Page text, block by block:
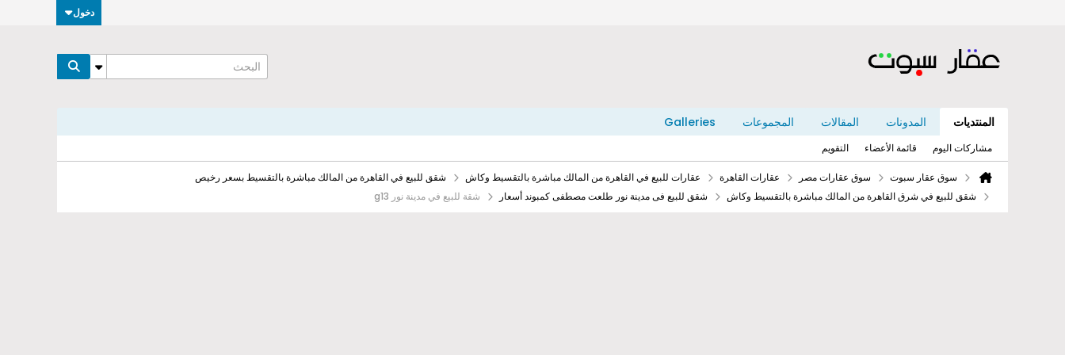
دخول
المنتديات المدونات المقالات المجموعات Galleries
مشاركات اليوم قائمة الأعضاء التقويم
سوق عقار سبوت سوق عقارات مصر عقارات القاهرة عقارات للبيع في القاهرة من المالك مباشرة بالتقسيط وكاش
شقق للبيع في القاهرة من المالك مباشرة بالتقسيط بسعر رخيص
شقق للبيع في شرق القاهرة من المالك مباشرة بالتقسيط وكاش
شقق للبيع فى مدينة نور طلعت مصطفى كمبوند أسعار شقة للبيع في مدينة نور g13